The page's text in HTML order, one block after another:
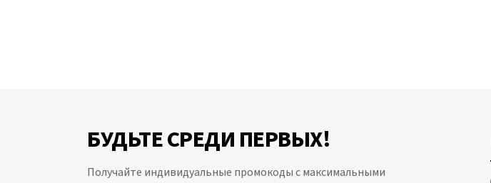
БУДЬТЕ СРЕДИ ПЕРВЫХ!
Получайте индивидуальные промокоды с максимальными